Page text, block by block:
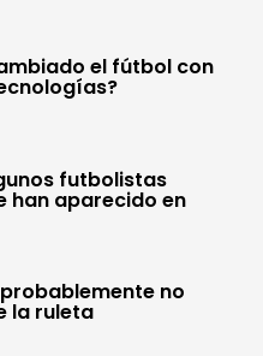
el fútbol con
futbolistas
han aparecido en
no
la ruleta